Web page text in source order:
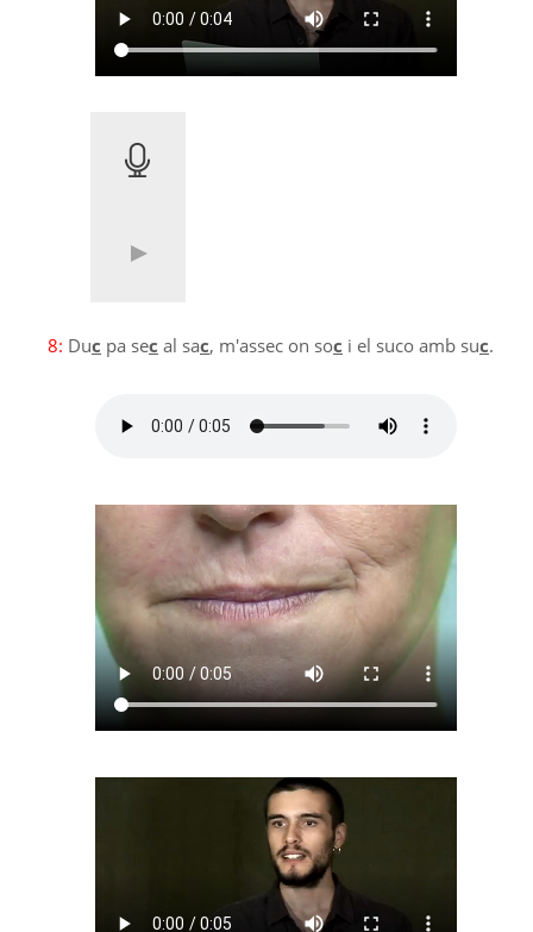
8: Duc pa sec al sac, m'assec on soc i el suco amb suc.